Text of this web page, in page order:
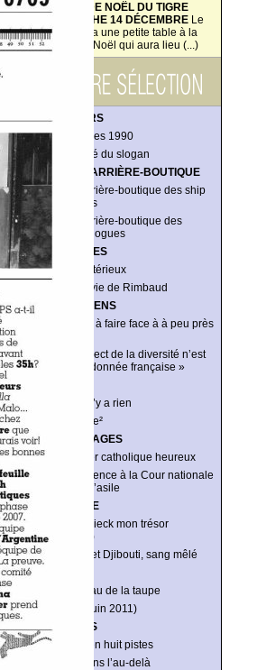
VENTE DE NOËL DU TIGRE
DIMANCHE 14 DÉCEMBRE Le
Tigre aura une petite table à la
vente de Noël qui aura lieu (...)
DOSSIERS
Les années 1990
La société du slogan
DANS L’ARRIÈRE-BOUTIQUE
Dans l’arrière-boutique des ship
managers
Dans l’arrière-boutique des
anthropologues
ENQUÊTES
L’îlot mystérieux
Notre envie de Rimbaud
ENTRETIENS
« J’arrive à faire face à à peu près
« Le respect de la diversité n’est
pas une donnée française »
Là où il n’y a rien
Lagardère²
REPORTAGES
Le dernier catholique heureux
Une audience à la Cour nationale
du droit d’asile
ANALYSE
Grothendieck mon trésor
(national)
Éthiopie et Djibouti, sang mêlé
Le museau de la taupe
Disette (juin 2011)
ÉNIGMES
Meurtre en huit pistes
Crime dans l’au-delà